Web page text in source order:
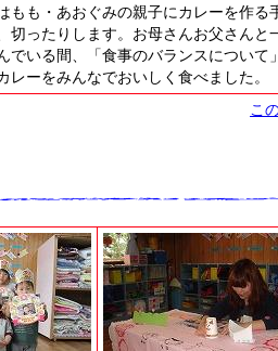
もも・あおぐみの親子にカレーを作る
切ったりします。お母さんお父さん
でいる間、「食事のバランスについ
レーをみんなでおいしく食べました。
こ